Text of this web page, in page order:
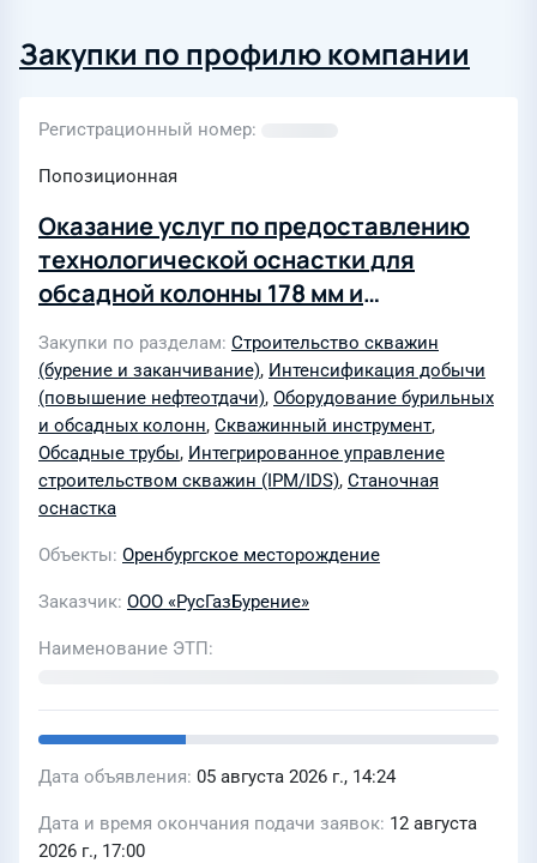
Закупки по профилю компании
Регистрационный номер
Попозиционная
Оказание услуг по предоставлению
технологической оснастки для
обсадной колонны 178 мм и
строительстве эксплуатационной
газовой скважины № 10109
Оренбургского НГКМ
Закупки по разделам Строительство скважин
(бурение и заканчивание), Интенсификация добычи
(повышение нефтеотдачи), Оборудование бурильных
и обсадных колонн, Скважинный инструмент,
Обсадные трубы, Интегрированное управление
строительством скважин (IPM/IDS), Станочная
оснастка
Объекты Оренбургское месторождение
Заказчик ООО «РусГазБурение»
Наименование ЭТП
Дата объявления 05 августа 2026 г., 14:24
Дата и время окончания подачи заявок 12 августа
2026 г., 17:00